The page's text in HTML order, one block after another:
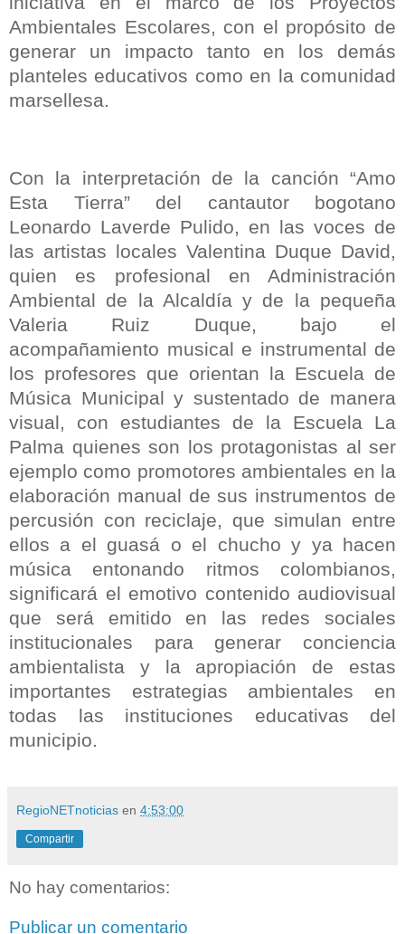
Ambientales Escolares, con el propósito de
generar un impacto tanto en los demás
planteles educativos como en la comunidad
marsellesa.
Con la interpretación de la canción “Amo
Esta Tierra” del cantautor bogotano
Leonardo Laverde Pulido, en las voces de
las artistas locales Valentina Duque David,
quien es profesional en Administración
Ambiental de la Alcaldía y de la pequeña
Valeria Ruiz Duque, bajo el
acompañamiento musical e instrumental de
los profesores que orientan la Escuela de
Música Municipal y sustentado de manera
visual, con estudiantes de la Escuela La
Palma quienes son los protagonistas al ser
ejemplo como promotores ambientales en la
elaboración manual de sus instrumentos de
percusión con reciclaje, que simulan entre
ellos a el guasá o el chucho y ya hacen
música entonando ritmos colombianos,
significará el emotivo contenido audiovisual
que será emitido en las redes sociales
institucionales para generar conciencia
ambientalista y la apropiación de estas
importantes estrategias ambientales en
todas las instituciones educativas del
municipio.
RegioNETnoticias en 4:53:00
Compartir
No hay comentarios:
Publicar un comentario